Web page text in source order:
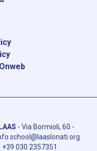
- Via Bormioli, 60 -
+39 030 2357351